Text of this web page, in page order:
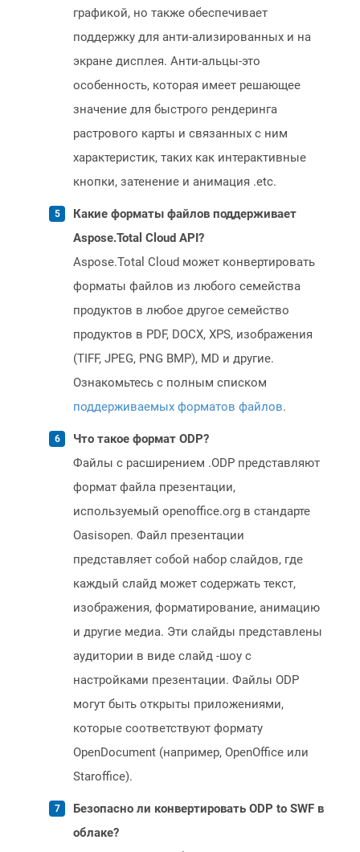
графикой, но также обеспечивает
поддержку для анти-ализированных и на
экране дисплея. Анти-альцы-это
особенность, которая имеет решающее
значение для быстрого рендеринга
растрового карты и связанных с ним
характеристик, таких как интерактивные
кнопки, затенение и анимация .etc.
Какие форматы файлов поддерживает
Aspose.Total Cloud API?
Aspose.Total Cloud может конвертировать
форматы файлов из любого семейства
продуктов в любое другое семейство
продуктов в PDF, DOCX, XPS, изображения
(TIFF, JPEG, PNG BMP), MD и другие.
Ознакомьтесь с полным списком
поддерживаемых форматов файлов.
Что такое формат ODP?
Файлы с расширением .ODP представляют
формат файла презентации,
используемый openoffice.org в стандарте
Oasisopen. Файл презентации
представляет собой набор слайдов, где
каждый слайд может содержать текст,
изображения, форматирование, анимацию
и другие медиа. Эти слайды представлены
аудитории в виде слайд -шоу с
настройками презентации. Файлы ODP
могут быть открыты приложениями,
которые соответствуют формату
OpenDocument (например, OpenOffice или
Staroffice).
Безопасно ли конвертировать ODP to SWF в
облаке?